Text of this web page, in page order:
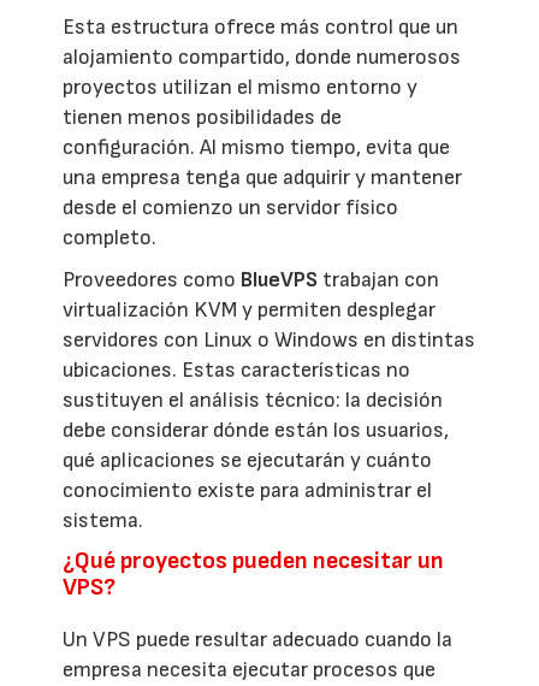
Esta estructura ofrece más control que un
alojamiento compartido, donde numerosos
proyectos utilizan el mismo entorno y
tienen menos posibilidades de
configuración. Al mismo tiempo, evita que
una empresa tenga que adquirir y mantener
desde el comienzo un servidor físico
completo.
Proveedores como BlueVPS trabajan con
virtualización KVM y permiten desplegar
servidores con Linux o Windows en distintas
ubicaciones. Estas características no
sustituyen el análisis técnico: la decisión
debe considerar dónde están los usuarios,
qué aplicaciones se ejecutarán y cuánto
conocimiento existe para administrar el
sistema.
¿Qué proyectos pueden necesitar un
VPS?
Un VPS puede resultar adecuado cuando la
empresa necesita ejecutar procesos que